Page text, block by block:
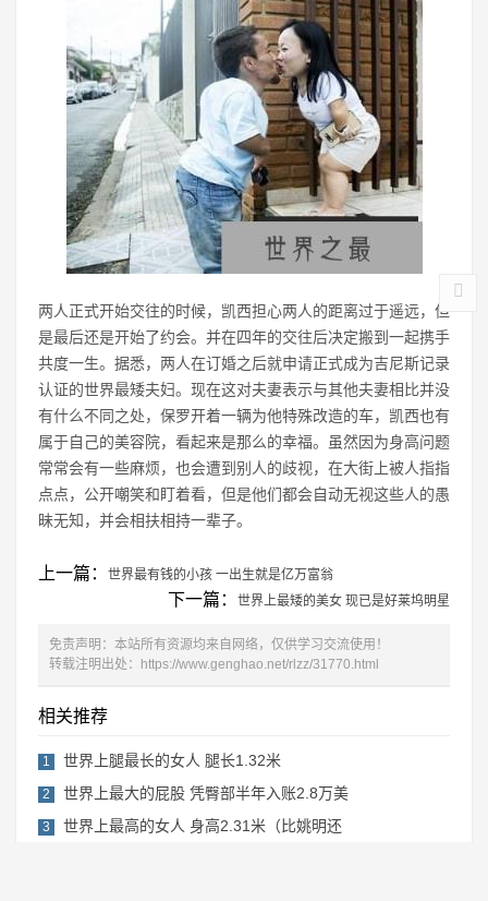
两人正式开始交往的时候，凯西担心两人的距离过于遥远，但
是最后还是开始了约会。并在四年的交往后决定搬到一起携手
共度一生。据悉，两人在订婚之后就申请正式成为吉尼斯记录
认证的世界最矮夫妇。现在这对夫妻表示与其他夫妻相比并没
有什么不同之处，保罗开着一辆为他特殊改造的车，凯西也有
属于自己的美容院，看起来是那么的幸福。虽然因为身高问题
常常会有一些麻烦，也会遭到别人的歧视，在大街上被人指指
点点，公开嘲笑和盯着看，但是他们都会自动无视这些人的愚
昧无知，并会相扶相持一辈子。
上一篇： 世界最有钱的小孩 一出生就是亿万富翁
下一篇： 世界上最矮的美女 现已是好莱坞明星
免责声明：本站所有资源均来自网络，仅供学习交流使用！
转载注明出处：
https://www.genghao.net/rlzz/31770.html
相关推荐
1 世界上腿最长的女人 腿长1.32米
2 世界上最大的屁股 凭臀部半年入账2.8万美
3 世界上最高的女人 身高2.31米（比姚明还